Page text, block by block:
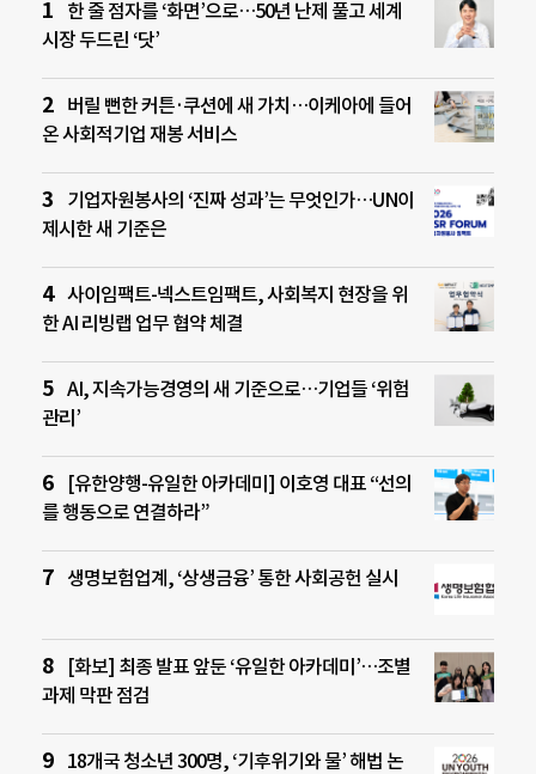
한 줄 점자를 ‘화면’으로…50년 난제 풀고 세계
시장 두드린 ‘닷’
버릴 뻔한 커튼·쿠션에 새 가치…이케아에 들어
온 사회적기업 재봉 서비스
기업자원봉사의 ‘진짜 성과’는 무엇인가…UN이
제시한 새 기준은
사이임팩트-넥스트임팩트, 사회복지 현장을 위
한 AI 리빙랩 업무 협약 체결
AI, 지속가능경영의 새 기준으로…기업들 ‘위험
관리’
[유한양행-유일한 아카데미] 이호영 대표 “선의
를 행동으로 연결하라”
생명보험업계, ‘상생금융’ 통한 사회공헌 실시
[화보] 최종 발표 앞둔 ‘유일한 아카데미’…조별
과제 막판 점검
18개국 청소년 300명, ‘기후위기와 물’ 해법 논